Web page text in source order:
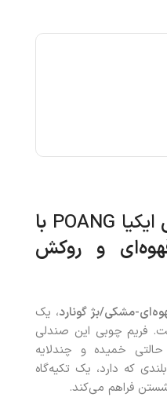
ایکیا POANG
با
و روکش
، یک
فریم چوبی این صندلی
خمیده و چندلایه
که دارد، یک تکیه‌گاه
فراهم می‌کند.